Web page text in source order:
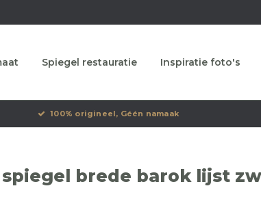
Spiegel restauratie Inspiratie foto's
100% origineel, Géén namaak
brede barok lijst